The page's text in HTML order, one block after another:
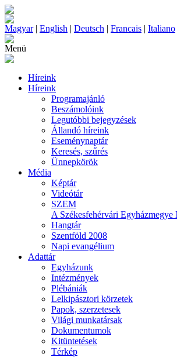
Magyar| English | Deutsch | Francais | Italiano
Menü
Híreink
Híreink
Programajánló
Beszámolóink
Legutóbbi bejegyzések
Állandó híreink
Eseménynaptár
Keresés, szűrés
Ünnepkörök
Média
Képtár
Videótár
SZEM
A Székesfehérvári Egyházmegye
Hangtár
Szentföld 2008
Napi evangélium
Adattár
Egyházunk
Intézmények
Plébániák
Lelkipásztori körzetek
Papok, szerzetesek
Világi munkatársak
Dokumentumok
Kitüntetések
Térkép